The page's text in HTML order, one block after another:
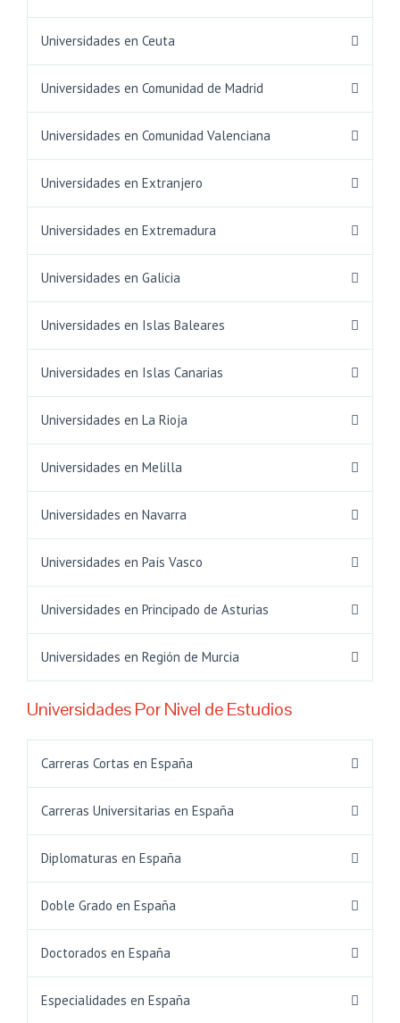
Universidades en Ceuta
Universidades en Comunidad de Madrid
Universidades en Comunidad Valenciana
Universidades en Extranjero
Universidades en Extremadura
Universidades en Galicia
Universidades en Islas Baleares
Universidades en Islas Canarias
Universidades en La Rioja
Universidades en Melilla
Universidades en Navarra
Universidades en País Vasco
Universidades en Principado de Asturias
Universidades en Región de Murcia
Universidades Por Nivel de Estudios
Carreras Cortas en España
Carreras Universitarias en España
Diplomaturas en España
Doble Grado en España
Doctorados en España
Especialidades en España